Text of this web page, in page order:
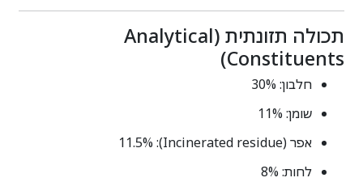
תכולה תזונתית (Analytical
Constituents)
חלבון: 30%
שומן: 11%
אפר (Incinerated residue): 11.5%
לחות: 8%